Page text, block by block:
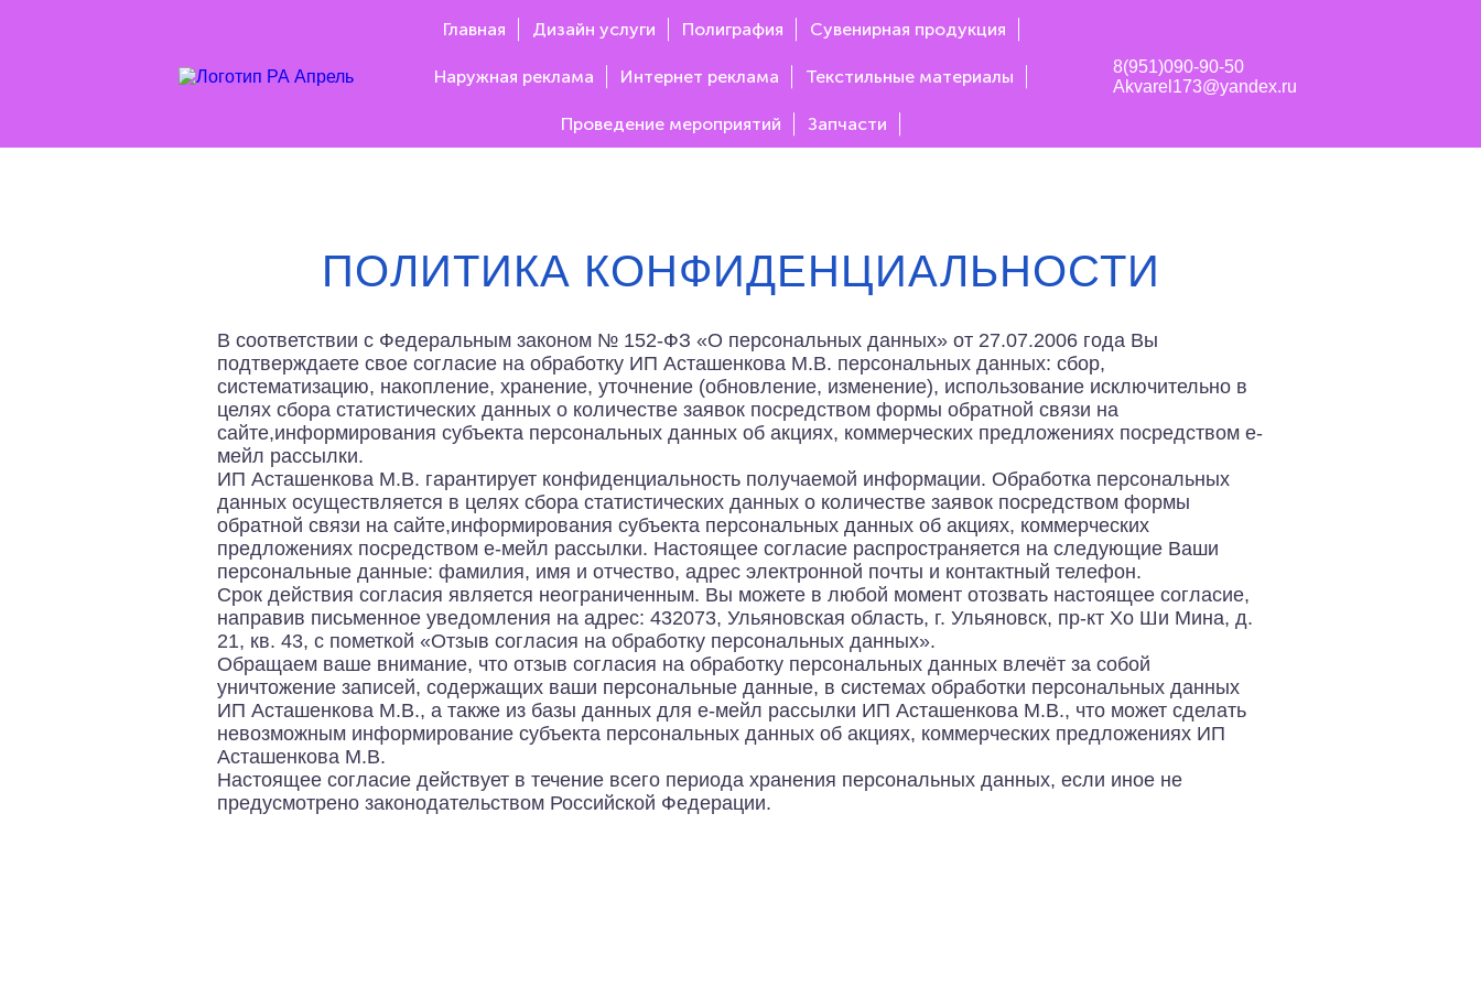
Главная Дизайн услуги Полиграфия Сувенирная продукция
Наружная реклама Интернет реклама Текстильные материалы
Проведение мероприятий Запчасти
8(951)090-90-50
Akvarel173@yandex.ru
ПОЛИТИКА КОНФИДЕНЦИАЛЬНОСТИ
В соответствии с Федеральным законом № 152-ФЗ «О персональных данных» от 27.07.2006 года Вы
подтверждаете свое согласие на обработку ИП Асташенкова М.В. персональных данных: сбор,
систематизацию, накопление, хранение, уточнение (обновление, изменение), использование исключительно в
целях сбора статистических данных о количестве заявок посредством формы обратной связи на
сайте,информирования субъекта персональных данных об акциях, коммерческих предложениях посредством е-
мейл рассылки.
ИП Асташенкова М.В. гарантирует конфиденциальность получаемой информации. Обработка персональных
данных осуществляется в целях сбора статистических данных о количестве заявок посредством формы
обратной связи на сайте,информирования субъекта персональных данных об акциях, коммерческих
предложениях посредством е-мейл рассылки. Настоящее согласие распространяется на следующие Ваши
персональные данные: фамилия, имя и отчество, адрес электронной почты и контактный телефон.
Срок действия согласия является неограниченным. Вы можете в любой момент отозвать настоящее согласие,
направив письменное уведомления на адрес: 432073, Ульяновская область, г. Ульяновск, пр-кт Хо Ши Мина, д.
21, кв. 43, с пометкой «Отзыв согласия на обработку персональных данных».
Обращаем ваше внимание, что отзыв согласия на обработку персональных данных влечёт за собой
уничтожение записей, содержащих ваши персональные данные, в системах обработки персональных данных
ИП Асташенкова М.В., а также из базы данных для е-мейл рассылки ИП Асташенкова М.В., что может сделать
невозможным информирование субъекта персональных данных об акциях, коммерческих предложениях ИП
Асташенкова М.В.
Настоящее согласие действует в течение всего периода хранения персональных данных, если иное не
предусмотрено законодательством Российской Федерации.